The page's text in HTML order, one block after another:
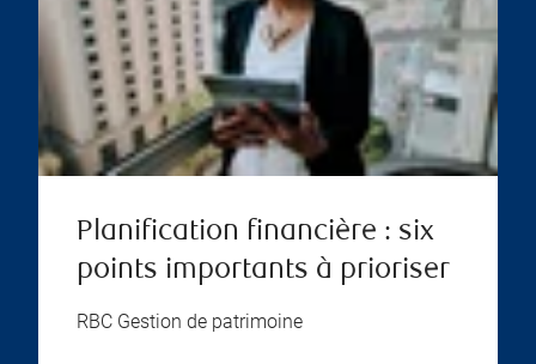
Planification financière : six
points importants à prioriser
RBC Gestion de patrimoine